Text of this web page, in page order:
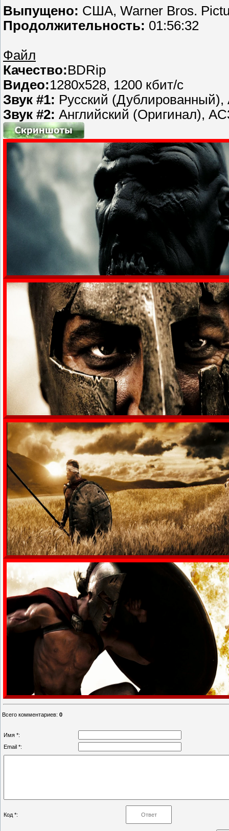
Выпущено: США, Warner Bros.
Продолжительность: 01:56:32
Файл
Качество:BDRip
Видео:1280x528, 1200 кбит/с
Звук #1: Русский (Дублированный),
Звук #2: Английский (Оригинал),
Всего комментариев: 0
Имя *:
Email *:
Код *: